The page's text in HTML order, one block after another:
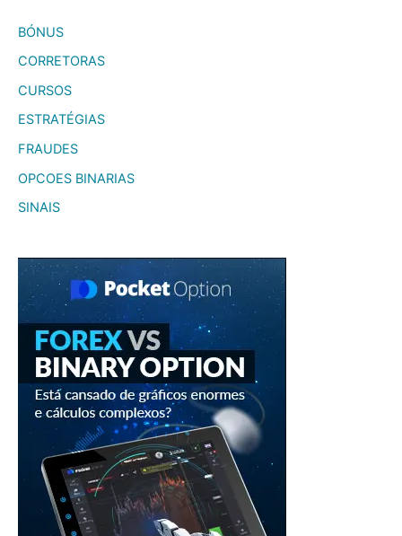
BÓNUS
CORRETORAS
CURSOS
ESTRATÉGIAS
FRAUDES
OPCOES BINARIAS
SINAIS